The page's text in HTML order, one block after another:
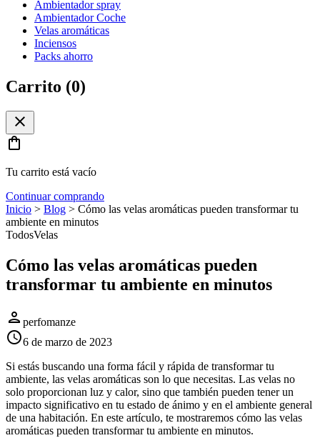
Ambientador spray
Ambientador Coche
Velas aromáticas
Inciensos
Packs ahorro
Carrito (0)
close
shopping_bag
Tu carrito está vacío
Continuar comprando
Inicio > Blog > Cómo las velas aromáticas pueden transformar tu
ambiente en minutos
TodosVelas
Cómo las velas aromáticas pueden
transformar tu ambiente en minutos
person perfomanze
schedule6 de marzo de 2023
Si estás buscando una forma fácil y rápida de transformar tu
ambiente, las velas aromáticas son lo que necesitas. Las velas no
solo proporcionan luz y calor, sino que también pueden tener un
impacto significativo en tu estado de ánimo y en el ambiente general
de una habitación. En este artículo, te mostraremos cómo las velas
aromáticas pueden transformar tu ambiente en minutos.